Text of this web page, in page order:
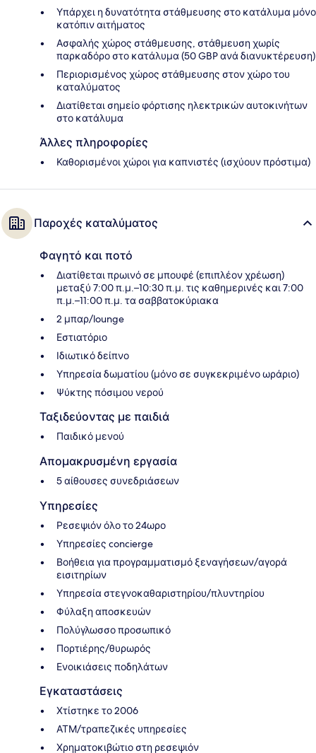
Υπάρχει η δυνατότητα στάθμευσης στο κατάλυμα μόνο
κατόπιν αιτήματος
Ασφαλής χώρος στάθμευσης, στάθμευση χωρίς
παρκαδόρο στο κατάλυμα (50 GBP ανά διανυκτέρευση)
Περιορισμένος χώρος στάθμευσης στον χώρο του
καταλύματος
Διατίθεται σημείο φόρτισης ηλεκτρικών αυτοκινήτων
στο κατάλυμα
Άλλες πληροφορίες
Καθορισμένοι χώροι για καπνιστές (ισχύουν πρόστιμα)
Παροχές καταλύματος
Φαγητό και ποτό
Διατίθεται πρωινό σε μπουφέ (επιπλέον χρέωση)
μεταξύ 7:00 π.μ.–10:30 π.μ. τις καθημερινές και 7:00
π.μ.–11:00 π.μ. τα σαββατοκύριακα
2 μπαρ/lounge
Εστιατόριο
Ιδιωτικό δείπνο
Υπηρεσία δωματίου (μόνο σε συγκεκριμένο ωράριο)
Ψύκτης πόσιμου νερού
Ταξιδεύοντας με παιδιά
Παιδικό μενού
Απομακρυσμένη εργασία
5 αίθουσες συνεδριάσεων
Υπηρεσίες
Ρεσεψιόν όλο το 24ωρο
Υπηρεσίες concierge
Βοήθεια για προγραμματισμό ξεναγήσεων/αγορά
εισιτηρίων
Υπηρεσία στεγνοκαθαριστηρίου/πλυντηρίου
Φύλαξη αποσκευών
Πολύγλωσσο προσωπικό
Πορτιέρης/θυρωρός
Ενοικιάσεις ποδηλάτων
Εγκαταστάσεις
Χτίστηκε το 2006
ΑΤΜ/τραπεζικές υπηρεσίες
Χρηματοκιβώτιο στη ρεσεψιόν